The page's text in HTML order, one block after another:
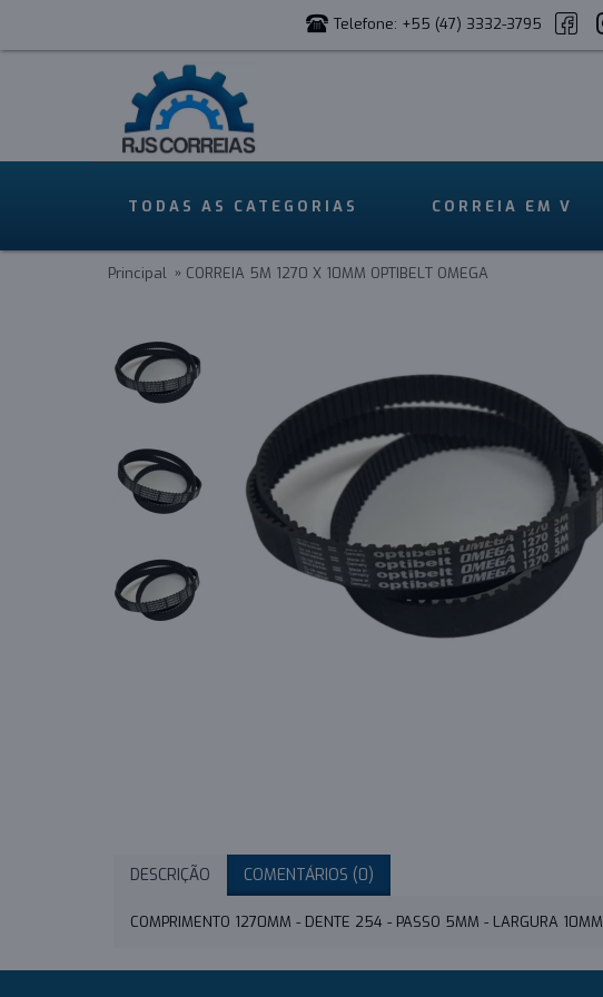
Telefone: +55 (47) 3332-3795
TODAS AS CATEGORIAS CORREIA EM V
Principal CORREIA 5M 1270 X 10MM OPTIBELT OMEGA
DESCRIÇÃO COMENTÁRIOS (0)
COMPRIMENTO 1270MM - DENTE 254 - PASSO 5MM - LARGURA 10MM